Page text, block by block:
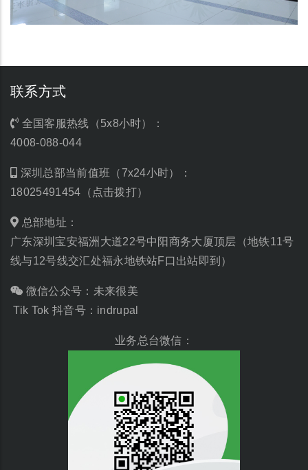
联系方式
全国客服热线（5x8小时）：
4008-088-044
深圳总部当前值班（7x24小时）：
18025491454（点击拨打）
总部地址：
广东深圳宝安福洲大道22号中阳商务大厦顶层（地铁11号
线与12号线交汇处福永地铁站F口出站即到）
微信公众号：未来很美
Tik Tok 抖音号：indrupal
业务总台微信：